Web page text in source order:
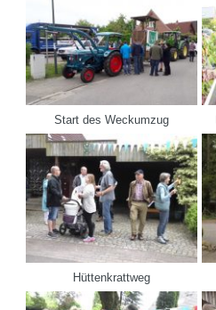
Start des Weckumzug
Hüttenkrattweg